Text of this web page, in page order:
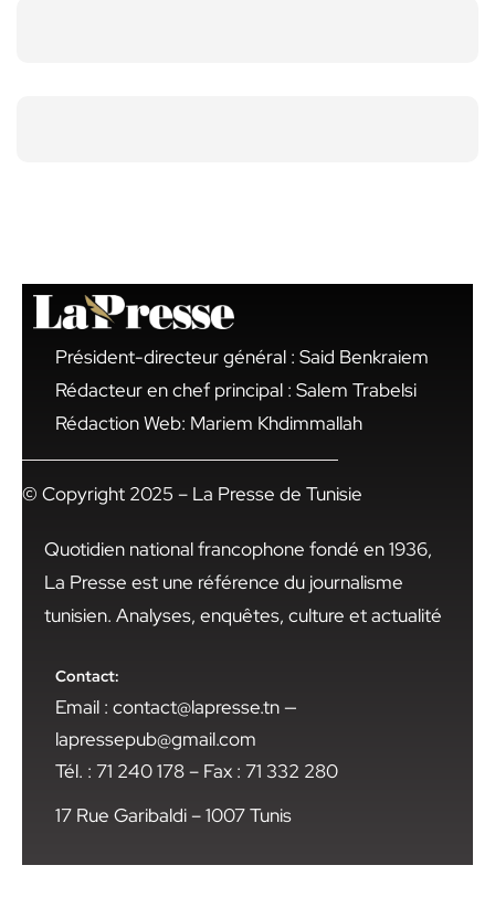
Président-directeur général : Said Benkraiem
Rédacteur en chef principal : Salem Trabelsi
Rédaction Web: Mariem Khdimmallah
© Copyright 2025 – La Presse de Tunisie
Quotidien national francophone fondé en 1936,
La Presse est une référence du journalisme
tunisien. Analyses, enquêtes, culture et actualité
Contact:
Email : contact@lapresse.tn —
lapressepub@gmail.com
Tél. : 71 240 178 – Fax : 71 332 280
17 Rue Garibaldi – 1007 Tunis